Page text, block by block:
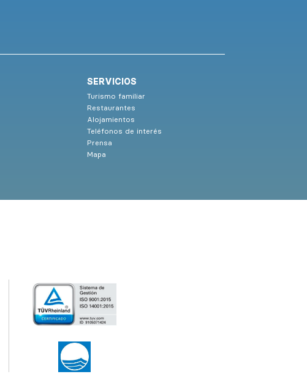
SERVICIOS
Turismo familiar
Restaurantes
Alojamientos
Teléfonos de interés
Prensa
Mapa